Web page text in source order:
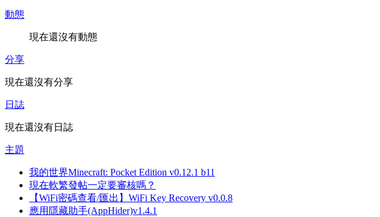
動態
現在還沒有動態
分享
現在還沒有分享
日誌
現在還沒有日誌
主題
我的世界Minecraft: Pocket Edition v0.12.1 b11
現在軟繁發帖一定要審核嗎？
【WiFi密碼查看/匯出】WiFi Key Recovery v0.0.8
應用隱藏助手(AppHider)v1.4.1